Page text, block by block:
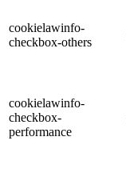
cookielawinfo-
checkbox-others
cookielawinfo-
checkbox-
performance